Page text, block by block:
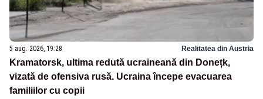
5 aug. 2026, 19:28 Realitatea din Austria
Kramatorsk, ultima redută ucraineană din Donețk,
vizată de ofensiva rusă. Ucraina începe evacuarea
familiilor cu copii